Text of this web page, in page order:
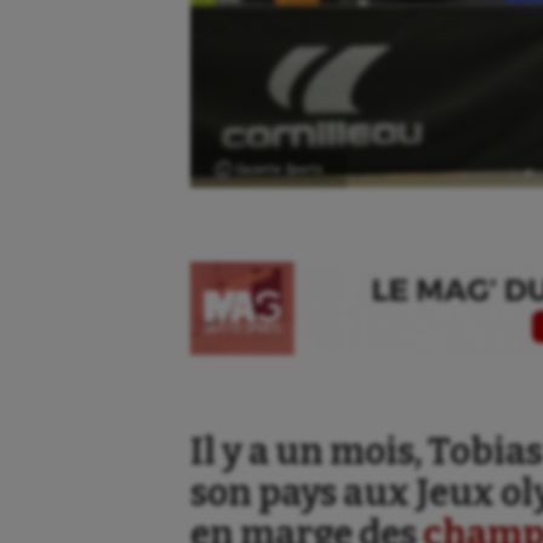
Aéronautique
Athlétisme
Auto
Ⓒ Gazette Sports
Il y a un mois,
son pays aux Jeux